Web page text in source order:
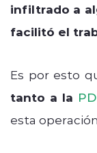
infiltrado a
facilitó el
Es por esto
tanto a la
esta